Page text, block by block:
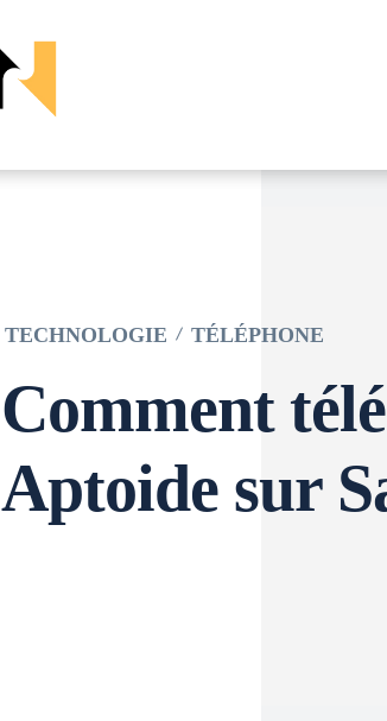
TECHNOLOGIE TÉLÉPHONE
Comment
Aptoide sur